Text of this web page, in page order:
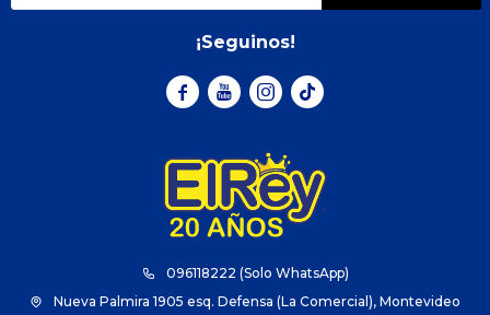
096118222 (Solo WhatsApp)
Nueva Palmira 1905 esq. Defensa (La Comercial), Montevideo
¡Seguinos!
  